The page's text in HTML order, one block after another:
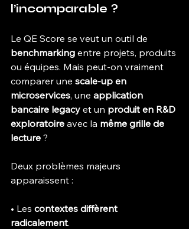
l’incomparable ?
Le QE Score se veut un outil de
benchmarking entre projets, produits
ou équipes. Mais peut-on vraiment
comparer une scale-up en
microservices, une application
bancaire legacy et un produit en R&D
exploratoire avec la même grille de
lecture ?
Deux problèmes majeurs
apparaissent :
• Les contextes diffèrent
radicalement.